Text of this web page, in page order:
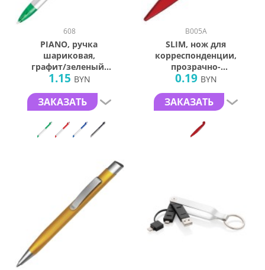
608
PIANO, ручка
шариковая,
графит/зеленый,
металл/пластик
1.15 BYN
ЗАКАЗАТЬ
B005A
SLIM, нож для
корреспонденции,
прозрачно-
красный, пластик
0.19 BYN
ЗАКАЗАТЬ